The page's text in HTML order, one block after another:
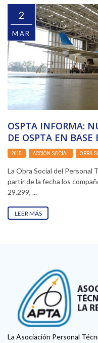
2
MAR
OSPTA INFORMA:
DE OSPTA EN
FRANCISCO GÓMEZ
2015 ACCIÓN SOCIAL OBRA
La Obra Social del Personal
partir de la fecha los
29.299, ...
LEER MÁS
La Asociación Personal